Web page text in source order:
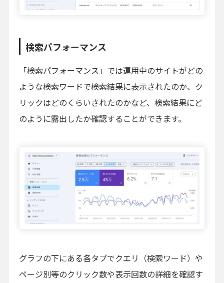
検索パフォーマンス
「検索パフォーマンス」では運用中のサイトがどの
ような検索ワードで検索結果に表示されたのか、ク
リックはどのくらいされたのかなど、検索結果にど
のように露出したか確認することができます。
グラフの下にある各タブでクエリ（検索ワード）や
ページ別等のクリック数や表示回数の詳細を確認す